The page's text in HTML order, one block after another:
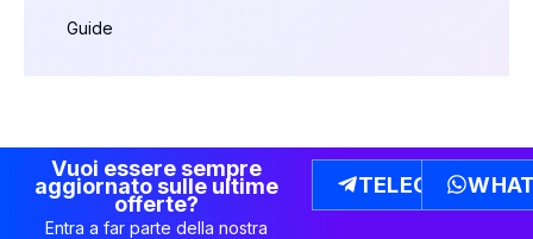
Guide
Vuoi essere sempre
aggiornato sulle ultime
offerte?
Entra a far parte della nostra
TELEGRAM